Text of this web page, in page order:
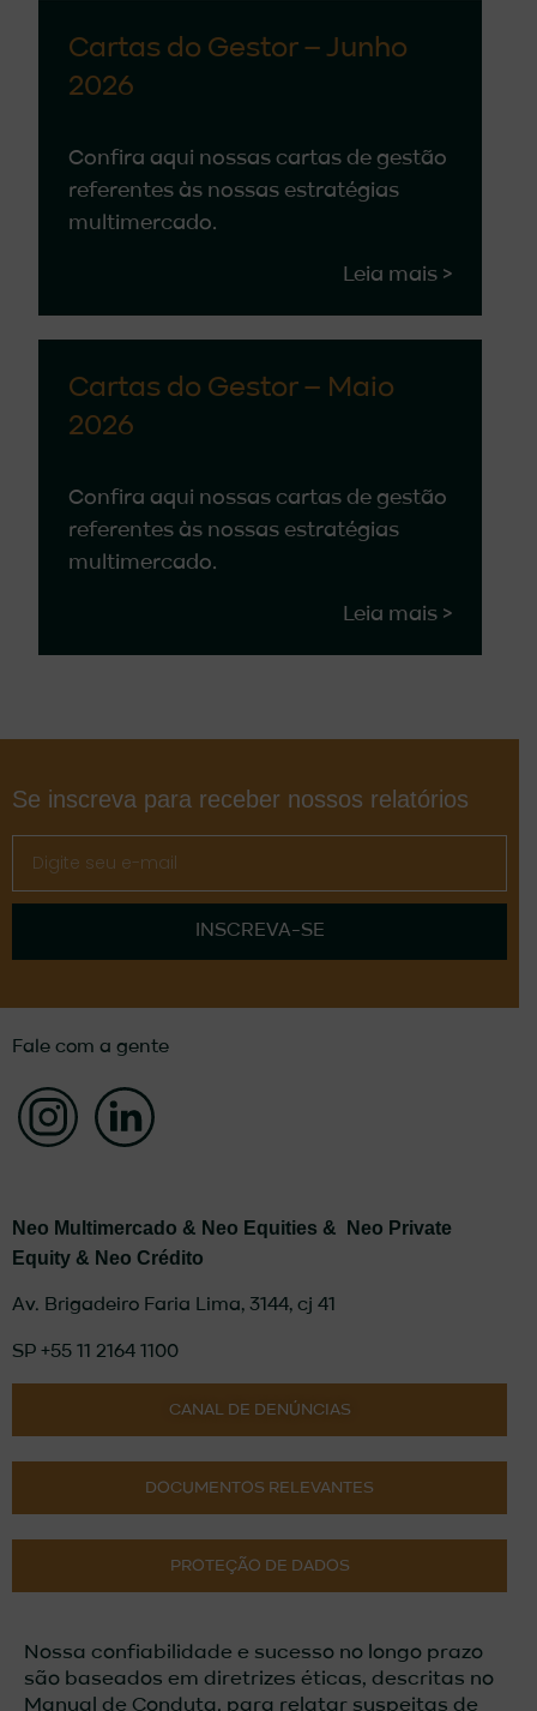
Cartas do Gestor – Junho
2026
Confira aqui nossas cartas de gestão
referentes às nossas estratégias
multimercado.
Leia mais >
Cartas do Gestor – Maio
2026
Confira aqui nossas cartas de gestão
referentes às nossas estratégias
multimercado.
Leia mais >
Se inscreva para receber nossos relatórios
INSCREVA-SE
Fale com a gente
Neo Multimercado & Neo Equities &
Neo Private
Equity & Neo Crédito
Av. Brigadeiro Faria Lima, 3144, cj 41
SP +55 11 2164 1100
CANAL DE DENÚNCIAS
DOCUMENTOS RELEVANTES
PROTEÇÃO DE DADOS
Nossa confiabilidade e sucesso no longo prazo
são baseados em diretrizes éticas, descritas no
Manual de Conduta. para relatar suspeitas de